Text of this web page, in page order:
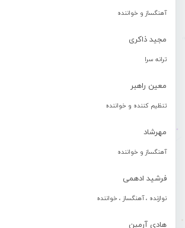
آهنگساز و خواننده
مجید ذاکری
ترانه سرا
معین راهبر
تنظیم کننده و خواننده
مهرشاد
آهنگساز و خواننده
فرشید ادهمی
نوازنده ، آهنگساز ، خواننده
هادی آرمین